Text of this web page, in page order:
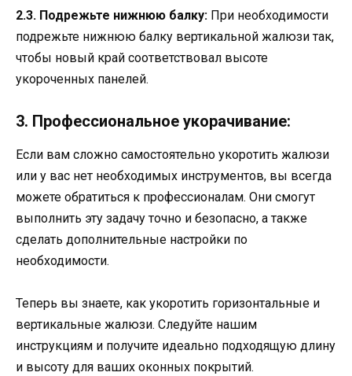
2.3. Подрежьте нижнюю балку: При необходимости
подрежьте нижнюю балку вертикальной жалюзи так,
чтобы новый край соответствовал высоте
укороченных панелей.
3. Профессиональное укорачивание:
Если вам сложно самостоятельно укоротить жалюзи
или у вас нет необходимых инструментов, вы всегда
можете обратиться к профессионалам. Они смогут
выполнить эту задачу точно и безопасно, а также
сделать дополнительные настройки по
необходимости.
Теперь вы знаете, как укоротить горизонтальные и
вертикальные жалюзи. Следуйте нашим
инструкциям и получите идеально подходящую длину
и высоту для ваших оконных покрытий.